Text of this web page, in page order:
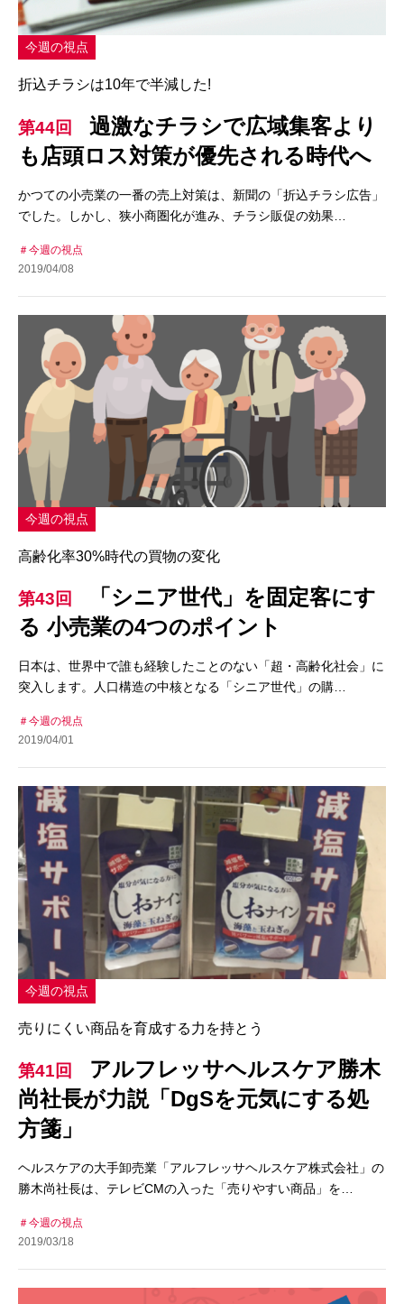
今週の視点
折込チラシは10年で半減した!
第44回
過激なチラシで広域集客より
も店頭ロス対策が優先される時代へ
かつての小売業の一番の売上対策は、新聞の「折込チラシ広告」
でした。しかし、狭小商圏化が進み、チラシ販促の効果…
今週の視点
2019/04/08
今週の視点
高齢化率30%時代の買物の変化
第43回
「シニア世代」を固定客にす
る 小売業の4つのポイント
日本は、世界中で誰も経験したことのない「超・高齢化社会」に
突入します。人口構造の中核となる「シニア世代」の購…
今週の視点
2019/04/01
今週の視点
売りにくい商品を育成する力を持とう
第41回
アルフレッサヘルスケア勝木
尚社長が力説「DgSを元気にする処
方箋」
ヘルスケアの大手卸売業「アルフレッサヘルスケア株式会社」の
勝木尚社長は、テレビCMの入った「売りやすい商品」を…
今週の視点
2019/03/18